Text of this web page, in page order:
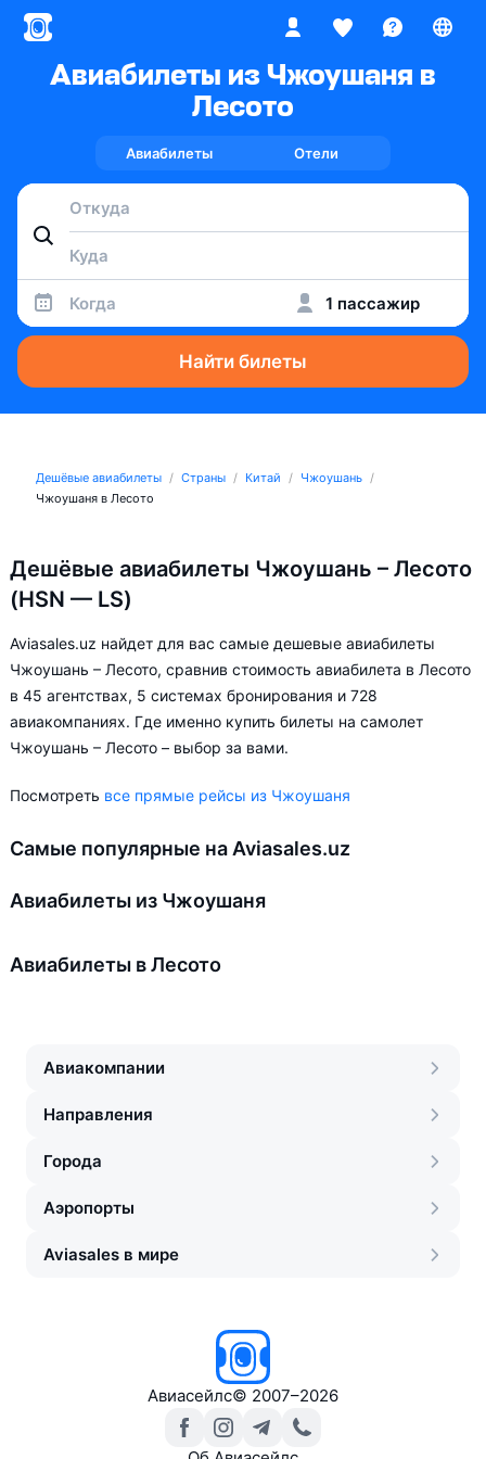
Авиабилеты из Чжоушаня в
Лесото
Авиабилеты Отели
Когда 1 пассажир
Найти билеты
Дешёвые авиабилеты Страны Китай
Чжоушань
Чжоушаня в Лесото
Дешёвые авиабилеты Чжоушань – Лесото
(HSN — LS)
Aviasales.uz найдет для вас самые дешевые авиабилеты
Чжоушань – Лесото, сравнив стоимость авиабилета в Лесото
в 45 агентствах, 5 системах бронирования и 728
авиакомпаниях. Где именно купить билеты на самолет
Чжоушань – Лесото – выбор за вами.
Посмотреть все прямые рейсы из Чжоушаня
Самые популярные на Aviasales.uz
Авиабилеты из Чжоушаня
Авиабилеты в Лесото
Авиакомпании
Направления
Города
Аэропорты
Aviasales в мире
Авиасейлс© 2007–2026